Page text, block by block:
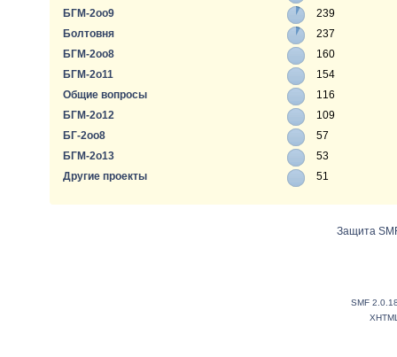
БГМ-2оо9
239
Болтовня
237
БГМ-2оо8
160
БГМ-2о11
154
Общие вопросы
116
БГМ-2о12
109
БГ-2оо8
57
БГМ-2о13
53
Другие проекты
51
Защита
SMF